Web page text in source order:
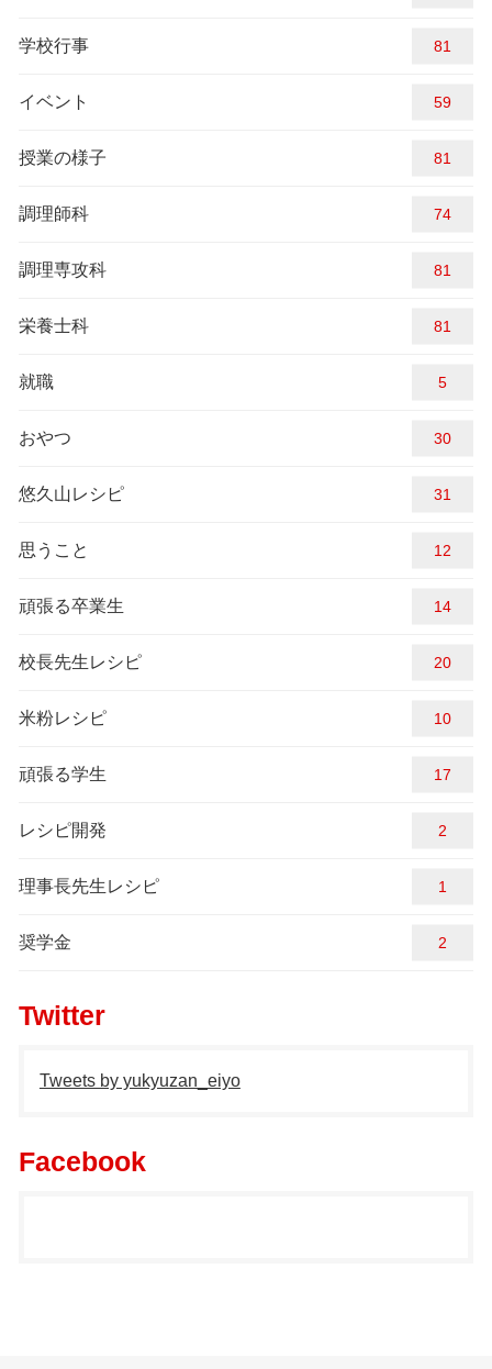
学校行事 84
イベント 59
授業の様子 98
調理師科 74
調理専攻科 98
栄養士科 95
就職 5
おやつ 30
悠久山レシピ 31
思うこと 12
頑張る卒業生 14
校長先生レシピ 20
米粉レシピ 10
頑張る学生 17
レシピ開発 2
理事長先生レシピ 1
奨学金 2
Twitter
Tweets by yukyuzan_eiyo
Facebook